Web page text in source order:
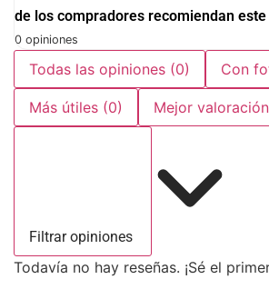
de los compradores recomiendan
0 opiniones
Todas las opiniones (0) Con
Más útiles (0) Mejor valoración
Filtrar opiniones
Todavía no hay reseñas. ¡Sé el